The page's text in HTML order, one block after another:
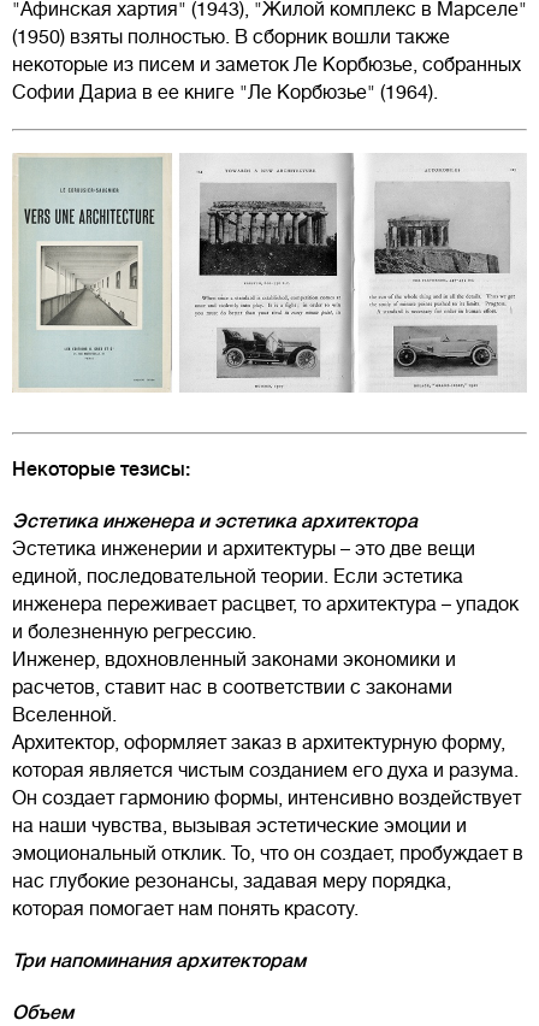
"Афинская хартия" (1943), "Жилой комплекс в Марселе"
(1950) взяты полностью. В сборник вошли также
некоторые из писем и заметок Ле Корбюзье, собранных
Софии Дариа в ее книге "Ле Корбюзье" (1964).
Некоторые тезисы:
Эстетика инженера и эстетика архитектора
Эстетика инженерии и архитектуры – это две вещи
единой, последовательной теории. Если эстетика
инженера переживает расцвет, то архитектура – упадок
и болезненную регрессию.
Инженер, вдохновленный законами экономики и
расчетов, ставит нас в соответствии с законами
Вселенной.
Архитектор, оформляет заказ в архитектурную форму,
которая является чистым созданием его духа и разума.
Он создает гармонию формы, интенсивно воздействует
на наши чувства, вызывая эстетические эмоции и
эмоциональный отклик. То, что он создает, пробуждает в
нас глубокие резонансы, задавая меру порядка,
которая помогает нам понять красоту.
Три напоминания архитекторам
Объем